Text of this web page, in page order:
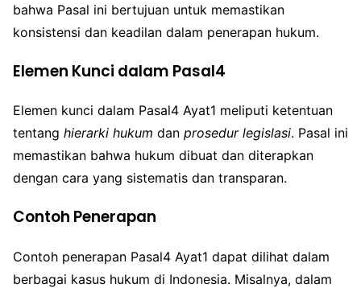
bahwa Pasal ini bertujuan untuk memastikan
konsistensi dan keadilan dalam penerapan hukum.
Elemen Kunci dalam Pasal4
Elemen kunci dalam Pasal4 Ayat1 meliputi ketentuan
tentang hierarki hukum dan prosedur legislasi. Pasal ini
memastikan bahwa hukum dibuat dan diterapkan
dengan cara yang sistematis dan transparan.
Contoh Penerapan
Contoh penerapan Pasal4 Ayat1 dapat dilihat dalam
berbagai kasus hukum di Indonesia. Misalnya, dalam